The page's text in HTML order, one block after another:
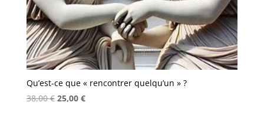
Qu’est-ce que « rencontrer quelqu’un » ?
38,00€ Le
25,00 €Le